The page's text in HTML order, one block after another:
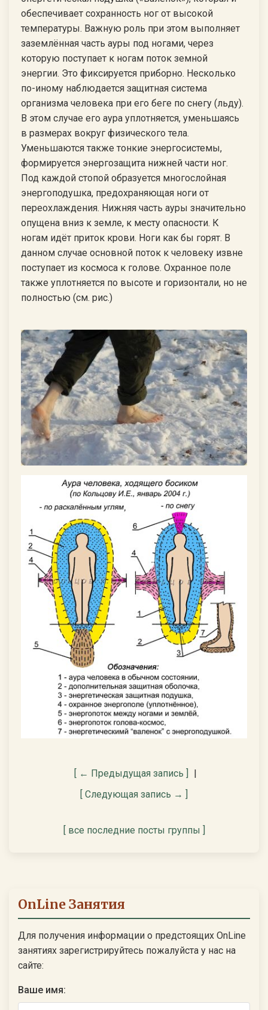
[ ← Предыдущая запись ]
[ Следующая запись → ]
[ все последние посты группы ]
OnLine Занятия
Для получения информации о предстоящих OnLine
занятиях зарегистрируйтесь пожалуйста у нас на
сайте:
Ваше имя: